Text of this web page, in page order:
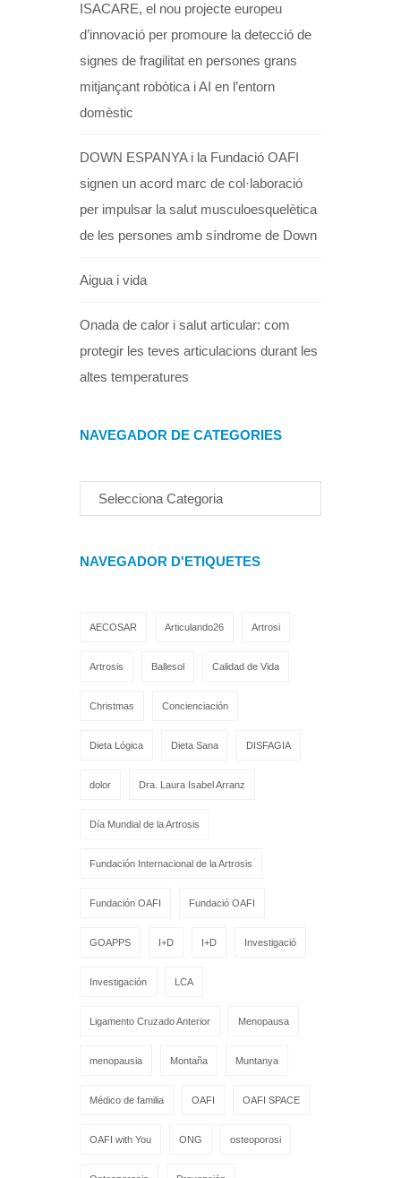
ISACARE, el nou projecte europeu
d’innovació per promoure la detecció de
signes de fragilitat en persones grans
mitjançant robòtica i AI en l’entorn
domèstic
DOWN ESPANYA i la Fundació OAFI
signen un acord marc de col·laboració
per impulsar la salut musculoesquelètica
de les persones amb síndrome de Down
Aigua i vida
Onada de calor i salut articular: com
protegir les teves articulacions durant les
altes temperatures
NAVEGADOR DE CATEGORIES
NAVEGADOR D'ETIQUETES
AECOSAR Articulando26 Artrosi
Artrosis Ballesol Calidad de Vida
Christmas Concienciación
Dieta Lógica Dieta Sana DISFAGIA
dolor Dra. Laura Isabel Arranz
Día Mundial de la Artrosis
Fundación Internacional de la Artrosis
Fundación OAFI Fundació OAFI
GOAPPS I+D I+D Investigació
Investigación LCA
Ligamento Cruzado Anterior Menopausa
menopausia Montaña Muntanya
Médico de familia OAFI OAFI SPACE
OAFI with You ONG osteoporosi